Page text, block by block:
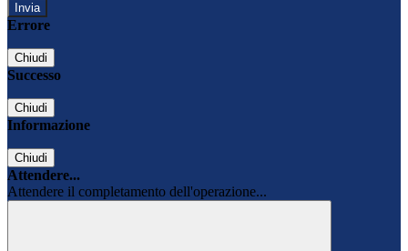
Errore
Chiudi
Successo
Chiudi
Informazione
Chiudi
Attendere...
Attendere il completamento dell'operazione...